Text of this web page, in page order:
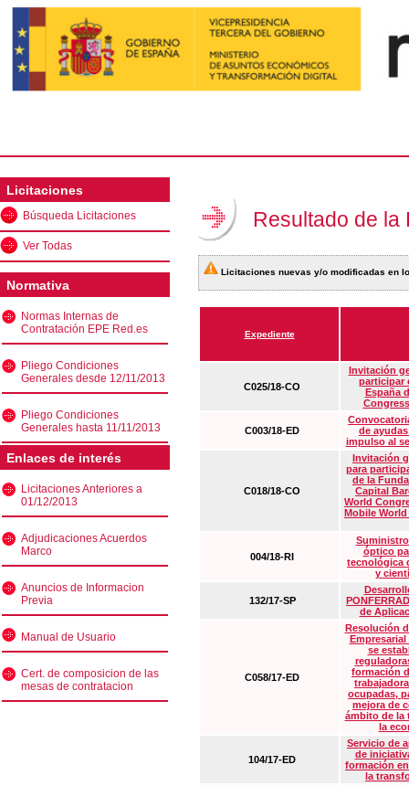
Licitaciones
Búsqueda Licitaciones
Ver Todas
Normativa
Normas Internas de
Contratación EPE Red.es
Pliego Condiciones
Generales desde 12/11/2013
Pliego Condiciones
Generales hasta 11/11/2013
Enlaces de interés
Licitaciones Anteriores a
01/12/2013
Adjudicaciones Acuerdos
Marco
Anuncios de Informacion
Previa
Manual de Usuario
Cert. de composicion de las
mesas de contratacion
Resultado de la
Licitaciones nuevas y/o modificadas en
Expediente
C025/18-CO
Invitación
participar
España
C003/18-ED
de
impulso al
C018/18-CO
Invitación
para
de la
Capital
World
Mobile
004/18-RI
óptico
tecnológica
y
132/17-SP
de
C058/17-ED
Resolución
Empresarial
se
formación
ocupadas,
mejora de
ámbito de la
la
104/17-ED
Servicio de
de
formación
la